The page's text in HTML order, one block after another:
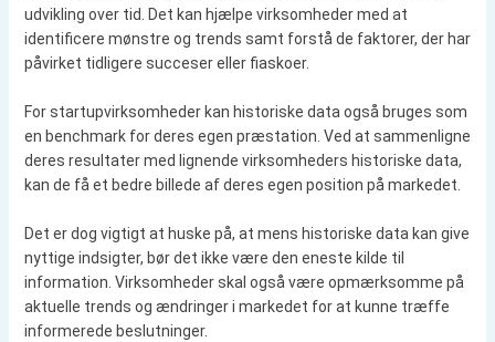
udvikling over tid. Det kan hjælpe virksomheder med at
identificere mønstre og trends samt forstå de faktorer, der har
påvirket tidligere succeser eller fiaskoer.
For startupvirksomheder kan historiske data også bruges som
en benchmark for deres egen præstation. Ved at sammenligne
deres resultater med lignende virksomheders historiske data,
kan de få et bedre billede af deres egen position på markedet.
Det er dog vigtigt at huske på, at mens historiske data kan give
nyttige indsigter, bør det ikke være den eneste kilde til
information. Virksomheder skal også være opmærksomme på
aktuelle trends og ændringer i markedet for at kunne træffe
informerede beslutninger.